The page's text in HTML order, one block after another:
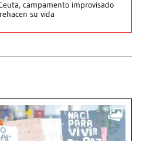
campamento improvisado
su vida